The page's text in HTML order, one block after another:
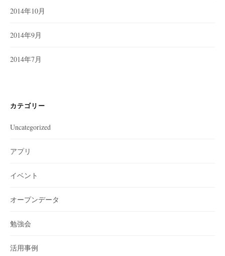
2014年10月
2014年9月
2014年7月
カテゴリー
Uncategorized
アプリ
イベント
オープンデータ
勉強会
活用事例